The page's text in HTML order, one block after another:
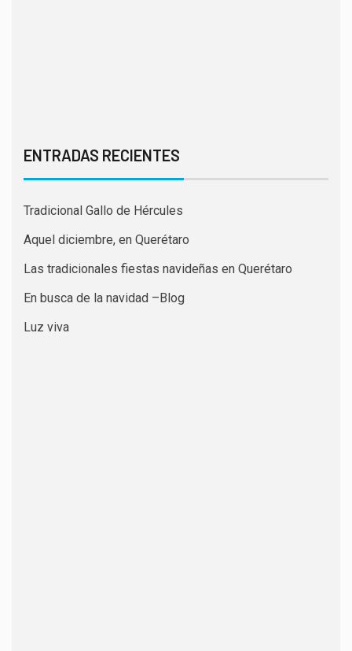
ENTRADAS RECIENTES
Tradicional Gallo de Hércules
Aquel diciembre, en Querétaro
Las tradicionales fiestas navideñas en Querétaro
En busca de la navidad –Blog
Luz viva